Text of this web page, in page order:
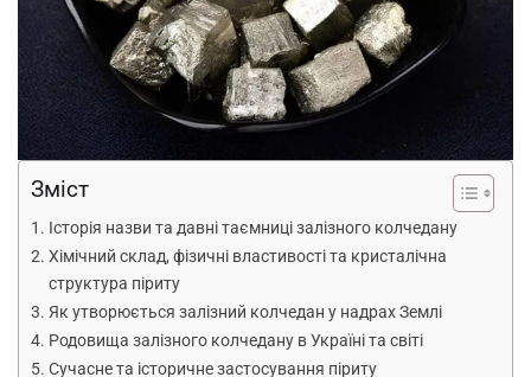
Зміст
Історія назви та давні таємниці залізного колчедану
Хімічний склад, фізичні властивості та кристалічна
структура піриту
Як утворюється залізний колчедан у надрах Землі
Родовища залізного колчедану в Україні та світі
Сучасне та історичне застосування піриту